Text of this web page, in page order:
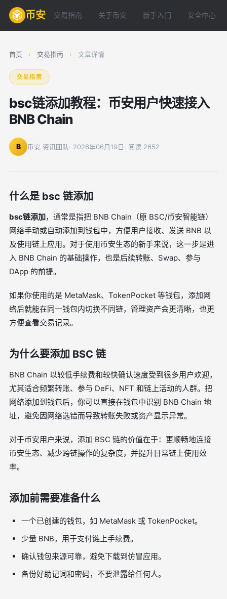
币安 交易指南 关于币安 新手入门 安全中心
首页 › 交易指南 › 文章详情
交易指南
bsc链添加教程：币安用户快速接入
BNB Chain
B 币安 资讯团队· 2026年06月19日· 阅读 2652
什么是 bsc 链添加
bsc链添加，通常是指把 BNB Chain（原 BSC/币安智能链）
网络手动或自动添加到钱包中，方便用户接收、发送 BNB 以
及使用链上应用。对于使用币安生态的新手来说，这一步是进
入 BNB Chain 的基础操作，也是后续转账、Swap、参与
DApp 的前提。
如果你使用的是 MetaMask、TokenPocket 等钱包，添加网
络后就能在同一钱包内切换不同链，管理资产会更清晰，也更
方便查看交易记录。
为什么要添加 BSC 链
BNB Chain 以较低手续费和较快确认速度受到很多用户欢迎，
尤其适合频繁转账、参与 DeFi、NFT 和链上活动的人群。把
网络添加到钱包后，你可以直接在钱包中识别 BNB Chain 地
址，避免因网络选错而导致转账失败或资产显示异常。
对于币安用户来说，添加 BSC 链的价值在于：更顺畅地连接
币安生态、减少跨链操作的复杂度，并提升日常链上使用效
率。
添加前需要准备什么
一个已创建的钱包，如 MetaMask 或 TokenPocket。
少量 BNB，用于支付链上手续费。
确认钱包来源可靠，避免下载到仿冒应用。
备份好助记词和密码，不要泄露给任何人。